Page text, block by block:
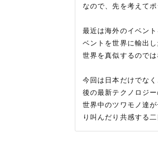
なので、先を考えて
最近は海外のイベン
ベントを世界に輸出
世界を真似するので
今回は日本だけでな
後の最新テクノロジ
世界中のツワモノ達